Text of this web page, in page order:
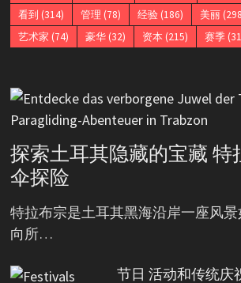
看到 (314) 管理 (78) 经验(186) 美丽
艺术家 (74) 豪华(32) 资本(215) 赛季
探索土耳其隐藏的宝藏 特
伞探险
特拉布宗是土耳其黑海沿岸一座风
向所…
节日 活动和传统庆